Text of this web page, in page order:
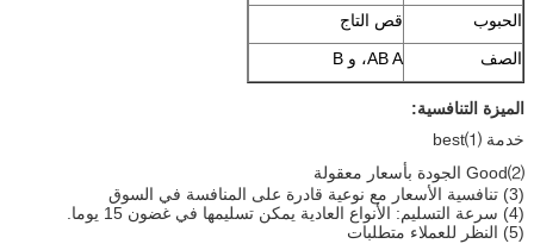
الحبوب
قص التاج
الصف
AB A، و B
الميزة التنافسية:
خدمة ⑴best
⑵Good الجودة بأسعار معقولة
(3) تنافسية الأسعار مع نوعية قادرة على المنافسة في السوق
(4) سرعة التسليم: الأنواع العادية يمكن تسليمها في غضون 15 يوما.
(5) النظر للعملاء متطلبات